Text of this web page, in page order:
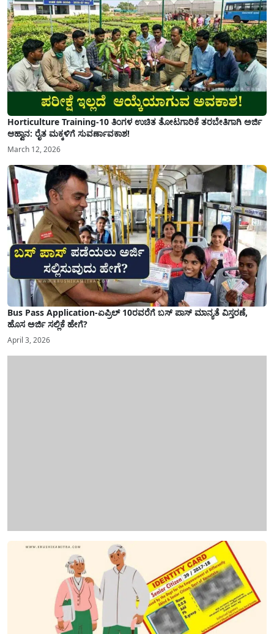
Horticulture Training-10 ತಿಂಗಳ ಉಚಿತ ತೋಟಗಾರಿಕೆ ತರಬೇತಿಗಾಗಿ ಅರ್ಜಿ
ಆಹ್ವಾನ: ರೈತ ಮಕ್ಕಳಿಗೆ ಸುವರ್ಣಾವಕಾಶ!
March 12, 2026
Bus Pass Application-ಏಪ್ರಿಲ್ 10ರವರೆಗೆ ಬಸ್ ಪಾಸ್ ಮಾನ್ಯತೆ ವಿಸ್ತರಣೆ,
ಹೊಸ ಅರ್ಜಿ ಸಲ್ಲಿಕೆ ಹೇಗೆ?
April 3, 2026